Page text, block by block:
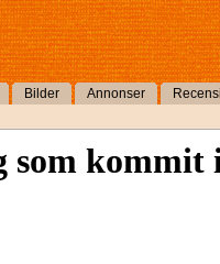
Bilder Annonser
som kommit